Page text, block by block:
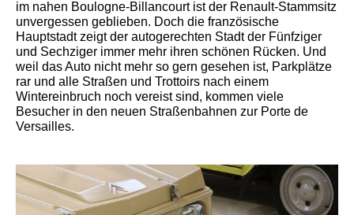
im nahen Boulogne-Billancourt ist der Renault-Stammsitz
unvergessen geblieben. Doch die französische
Hauptstadt zeigt der autogerechten Stadt der Fünfziger
und Sechziger immer mehr ihren schönen Rücken. Und
weil das Auto nicht mehr so gern gesehen ist, Parkplätze
rar und alle Straßen und Trottoirs nach einem
Wintereinbruch noch vereist sind, kommen viele
Besucher in den neuen Straßenbahnen zur Porte de
Versailles.